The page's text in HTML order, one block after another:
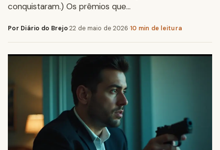
conquistaram.) Os prêmios que…
Por Diário do Brejo·22 de maio de 2026·10 min de leitura